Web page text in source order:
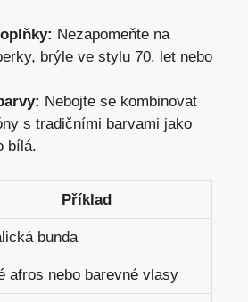
Nezapomeňte na
brýle ve stylu 70. let nebo
Nebojte se kombinovat
s tradičními barvami jako
bílá.
Příklad
bunda
afros nebo barevné vlasy